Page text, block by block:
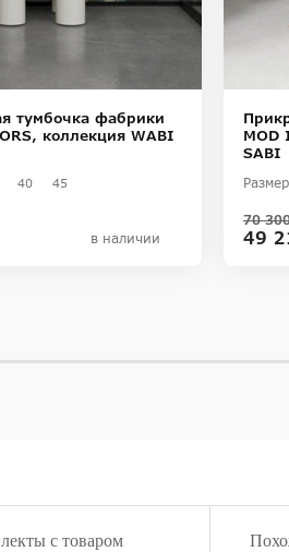
тумбочка фабрики
коллекция WABI
40 45
в наличии
MOD
SABI
49
70
с товаром